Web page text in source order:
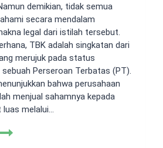
demikian, tidak semua
secara mendalam
legal dari istilah tersebut.
TBK adalah singkatan dari
merujuk pada status
sebuah Perseroan Terbatas (PT).
bahwa perusahaan
menjual sahamnya kepada
luas melalui…